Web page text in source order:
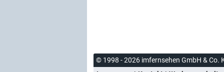
© 1998 - 2026 imfernsehen GmbH & Co.